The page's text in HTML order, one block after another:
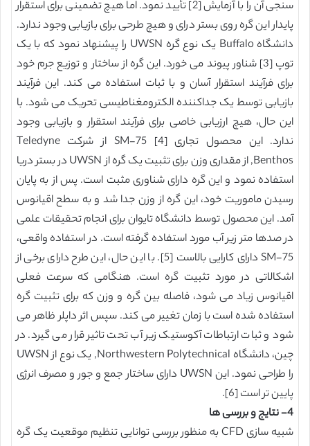
سنجی آن را با آزمایش [2] تأیید نمود. اما هیچ تضمینی برای استقرار
پایدار این گره روی بستر درای و هیچ طرحی برای بازیابی وجود ندارد.
دانشگاه Buffalo یک نوع گره UWSN را پیشنهاد نمود که با یک
توپ [3] شناور پیوند می خورد. این گره از ساختار و توزیع جرم خود
برای فرآیند استقرار آسان و با ثبات استفاده می کند. این فرآیند
بازیابی توسط یک جداکننده الکترومغناطیسی تحریک می شود. با
این حال، هیچ ارزیابی خاصی برای فرآیند استقرار و بازیابی وجود
ندارد. این محصول تجاری SM-75 [4] از شرکت Teledyne
Benthos, از مقداری وزن برای تثبیت یک گره از UWSN در بستر دریا
استفاده نمود و این گره دارای شناوری مثبت است. پس از به پایان
رسیدن ماموریت خود، این گره از وزن جدا شد و به سطح اقیانوس
آمد. این محصول توسط دانشگاه تایوان برای انجام تحقیقات علمی
در صدها متر زیر آب مورد استفاده گرفته است. در استفاده واقعی،
SM-75 دارای کارایی بالاست [5]. با این حال، این طرح دارای برخی از
اشکالاتی در مورد تثبیت گره است. هنگامی که سرعت فعلی
اقیانوس زیاد می شود، فاصله بین گره و وزن که برای تثبیت گره
استفاده شده است با زمان تغییر می کند. سپس اثر داپلر ظاهر می
شود و ثبات ارتباطات آکوستیک زیر آب تحت تاثیر قرار می گیرد. در
چین، دانشگاه Northwestern Polytechnical, یک نوع از UWSN
را طراحی نمود. این UWSN دارای ساختار جمع و جور و مصرف انرژی
پایین تر است [6].
4- نتایج و بررسی ها
شبیه سازی CFD به منظور بررسی توانایی تنظیم موقعیت یک گره